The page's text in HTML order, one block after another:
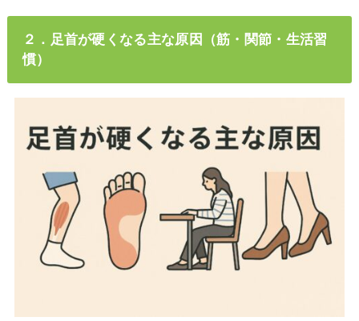
２．足首が硬くなる主な原因（筋・関節・生活習
慣）